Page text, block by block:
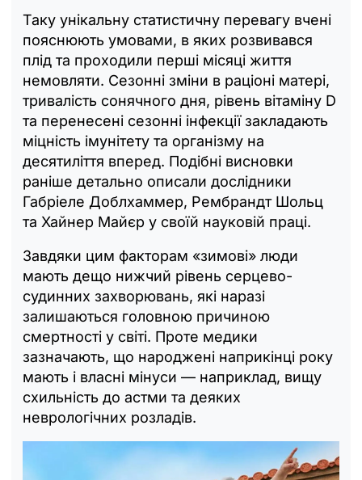
Таку унікальну статистичну перевагу вчені
пояснюють умовами, в яких розвивався
плід та проходили перші місяці життя
немовляти. Сезонні зміни в раціоні матері,
тривалість сонячного дня, рівень вітаміну D
та перенесені сезонні інфекції закладають
міцність імунітету та організму на
десятиліття вперед. Подібні висновки
раніше детально описали дослідники
Габріеле Доблхаммер, Рембрандт Шольц
та Хайнер Майєр у своїй науковій праці.
Завдяки цим факторам «зимові» люди
мають дещо нижчий рівень серцево-
судинних захворювань, які наразі
залишаються головною причиною
смертності у світі. Проте медики
зазначають, що народжені наприкінці року
мають і власні мінуси — наприклад, вищу
схильність до астми та деяких
неврологічних розладів.